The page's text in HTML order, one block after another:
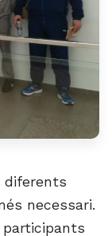
diferents
necessari.
participants